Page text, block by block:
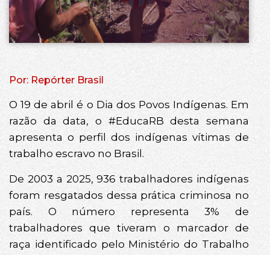
Por: Repórter Brasil
O 19 de abril é o Dia dos Povos Indígenas. Em
razão da data, o #EducaRB desta semana
apresenta o perfil dos indígenas vítimas de
trabalho escravo no Brasil.
De 2003 a 2025, 936 trabalhadores indígenas
foram resgatados dessa prática criminosa no
país. O número representa 3% de
trabalhadores que tiveram o marcador de
raça identificado pelo Ministério do Trabalho